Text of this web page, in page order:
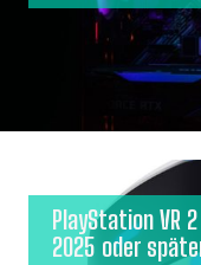
PlayStation VR
2025 oder